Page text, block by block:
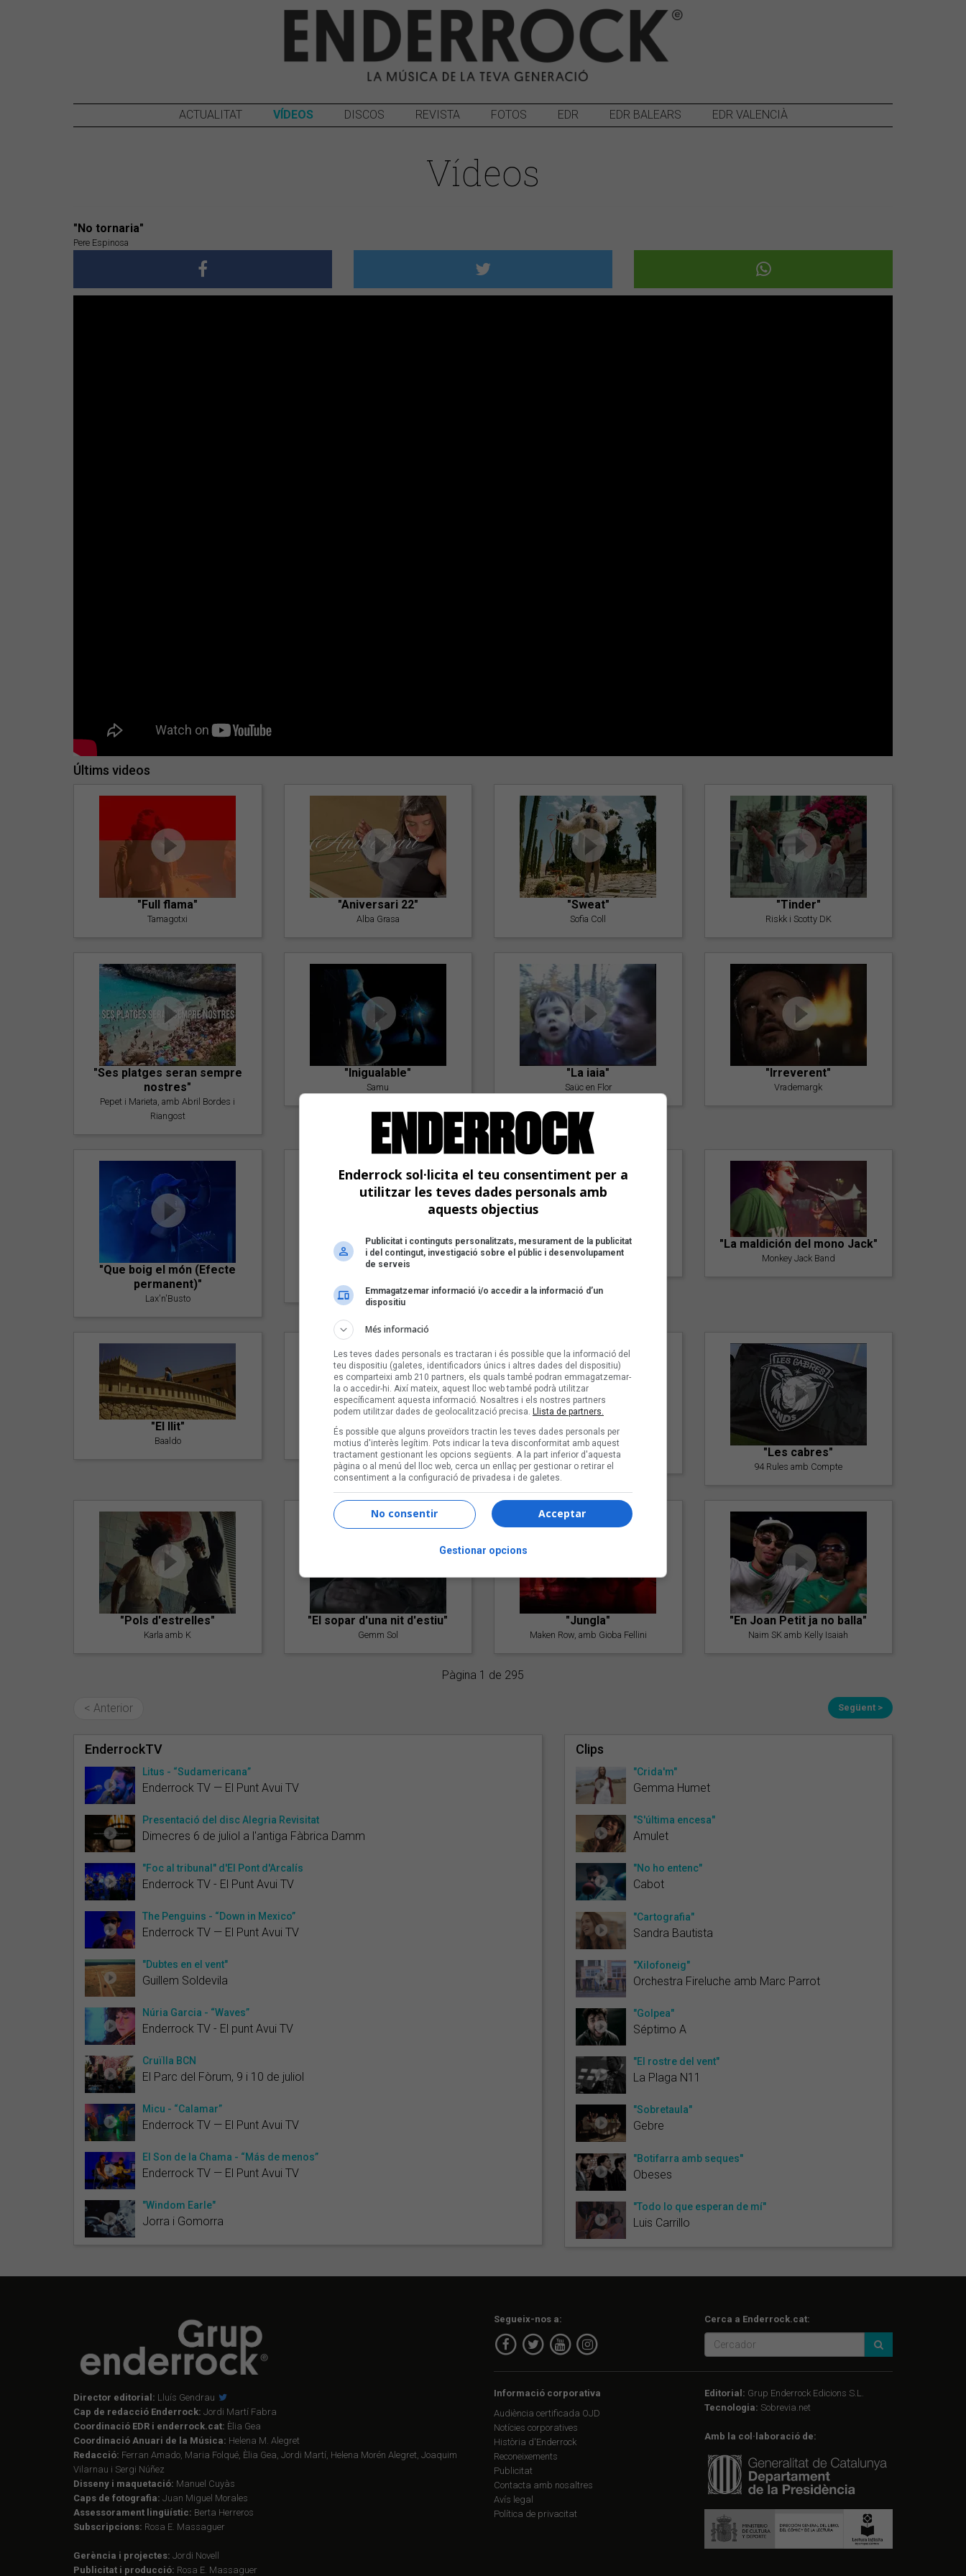
ACTUALITAT VÍDEOS DISCOS REVISTA FOTOS EDR EDR BALEARS EDR VALENCIÀ
Vídeos
"No tornaria"
Pere Espinosa
Últims videos
"Full flama"
Tamagotxi
"Aniversari 22"
Alba Grasa
"Sweat"
Sofia Coll
"Tinder"
Riskk i Scotty DK
"Ses platges seran sempre
nostres"
Pepet i Marieta, amb Abril Bordes i
Riangost
"Inigualable"
Samu
"La iaia"
Saüc en Flor
"Irreverent"
Vrademargk
"Que boig el món (Efecte
permanent)"
Lax'n'Busto
"Amb tu"
"Postlude To A Kiss"
Goran Levi
"La maldición del mono Jack"
Monkey Jack Band
"El llit"
Baaldo
"Lo bueno y lo malo"
Carmen y María
"Posidònia"
Pep Álvarez amb Joan Muntaner
(Xanguito)
"Les cabres"
94 Rules amb Compte
"Pols d'estrelles"
Karla amb K
"El sopar d'una nit d'estiu"
Gemm Sol
"Jungla"
Maken Row, amb Gioba Fellini
"En Joan Petit ja no balla"
Naim SK amb Kelly Isaiah
Pàgina 1 de 295
< Anterior Següent >
EnderrockTV
Litus - “Sudamericana”
Enderrock TV — El Punt Avui TV
Presentació del disc Alegria Revisitat
Dimecres 6 de juliol a l'antiga Fàbrica Damm
"Foc al tribunal" d'El Pont d'Arcalís
Enderrock TV - El Punt Avui TV
The Penguins - “Down in Mexico”
Enderrock TV — El Punt Avui TV
"Dubtes en el vent"
Guillem Soldevila
Núria Garcia - “Waves”
Enderrock TV - El punt Avui TV
Cruïlla BCN
El Parc del Fòrum, 9 i 10 de juliol
Micu - “Calamar”
Enderrock TV — El Punt Avui TV
El Son de la Chama - “Más de menos”
Enderrock TV — El Punt Avui TV
"Windom Earle"
Jorra i Gomorra
Clips
"Crida'm"
Gemma Humet
"S'última encesa"
Amulet
"No ho entenc"
Cabot
"Cartografia"
Sandra Bautista
"Xilofoneig"
Orchestra Fireluche amb Marc Parrot
"Golpea"
Séptimo A
"El rostre del vent"
La Plaga N11
"Sobretaula"
Gebre
"Botifarra amb seques"
Obeses
"Todo lo que esperan de mí"
Luis Carrillo
Director editorial: Lluís Gendrau
Cap de redacció Enderrock: Jordi Martí Fabra
Coordinació EDR i enderrock.cat: Èlia Gea
Coordinació Anuari de la Música: Helena M. Alegret
Redacció: Ferran Amado, Maria Folqué, Èlia Gea, Jordi Martí, Helena Morén Alegret, Joaquim
Vilarnau i Sergi Núñez
Disseny i maquetació: Manuel Cuyàs
Caps de fotografia: Juan Miguel Morales
Assessorament lingüístic: Berta Herreros
Subscripcions: Rosa E. Massaguer
Gerència i projectes: Jordi Novell
Publicitat i producció: Rosa E. Massaguer
Segueix-nos a: Cerca a Enderrock.cat:
Informació corporativa
Audiència certificada OJD
Notícies corporatives
Història d'Enderrock
Reconeixements
Publicitat
Contacta amb nosaltres
Avís legal
Política de privacitat
Editorial: Grup Enderrock Edicions S.L.
Tecnologia: Sobrevia.net
Amb la col·laboració de:
Enderrock sol·licita el teu consentiment per a
utilitzar les teves dades personals amb
aquests objectius
Publicitat i continguts personalitzats, mesurament de la publicitat
i del contingut, investigació sobre el públic i desenvolupament
de serveis
Emmagatzemar informació i/o accedir a la informació d’un
dispositiu
Més informació
Les teves dades personals es tractaran i és possible que la informació del
teu dispositiu (galetes, identificadors únics i altres dades del dispositiu)
es comparteixi amb 210 partners, els quals també podran emmagatzemar-
la o accedir-hi. Així mateix, aquest lloc web també podrà utilitzar
específicament aquesta informació. Nosaltres i els nostres partners
podem utilitzar dades de geolocalització precisa. Llista de partners.
És possible que alguns proveïdors tractin les teves dades personals per
motius d'interès legítim. Pots indicar la teva disconformitat amb aquest
tractament gestionant les opcions següents. A la part inferior d'aquesta
pàgina o al menú del lloc web, cerca un enllaç per gestionar o retirar el
consentiment a la configuració de privadesa i de galetes.
Acceptar
No consentir
Gestionar opcions